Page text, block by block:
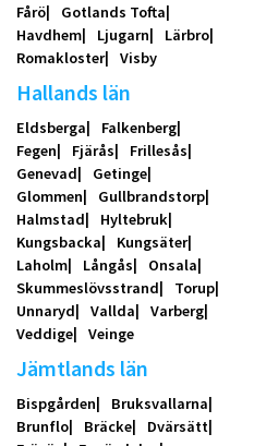
Fårö
Gotlands Tofta
Havdhem
Ljugarn
Lärbro
Romakloster
Visby
Hallands län
Eldsberga
Falkenberg
Fegen
Fjärås
Frillesås
Genevad
Getinge
Glommen
Gullbrandstorp
Halmstad
Hyltebruk
Kungsbacka
Kungsäter
Laholm
Långås
Onsala
Skummeslövsstrand
Torup
Unnaryd
Vallda
Varberg
Veddige
Veinge
Jämtlands län
Bispgården
Bruksvallarna
Brunflo
Bräcke
Dvärsätt